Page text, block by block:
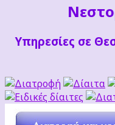
Υπηρεσίες σε